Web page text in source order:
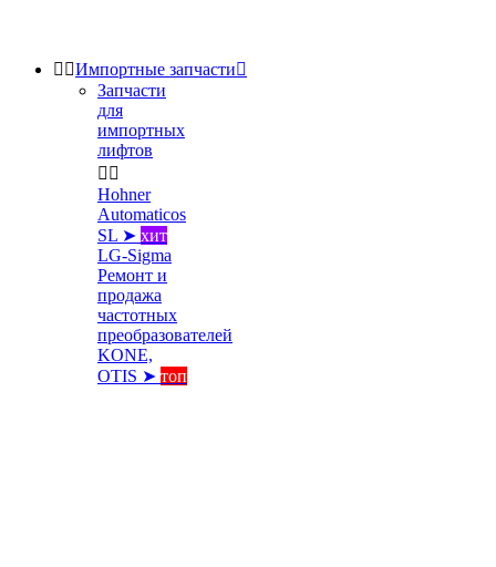
 Импортные запчасти
Запчасти
для
импортных
лифтов
 
Hohner
Automaticos
SL ➤ хит
LG-Sigma
Ремонт и
продажа
частотных
преобразователей
KONE,
OTIS ➤ топ